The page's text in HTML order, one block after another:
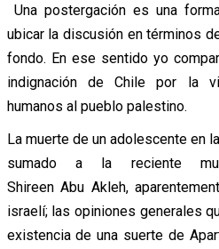
Una postergación es una
ubicar la discusión en términos
fondo. En ese sentido yo
indignación de Chile por la
humanos al pueblo palestino.
La muerte de un adolescente en
sumado a la reciente
Shireen Abu Akleh,
israelí; las opiniones generales
existencia de una suerte de